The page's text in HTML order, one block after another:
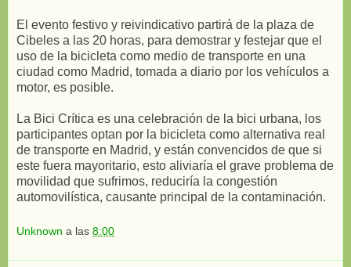
El evento festivo y reivindicativo partirá de la plaza de
Cibeles a las 20 horas, para demostrar y festejar que el
uso de la bicicleta como medio de transporte en una
ciudad como Madrid, tomada a diario por los vehículos a
motor, es posible.
La Bici Crítica es una celebración de la bici urbana, los
participantes optan por la bicicleta como alternativa real
de transporte en Madrid, y están convencidos de que si
este fuera mayoritario, esto aliviaría el grave problema de
movilidad que sufrimos, reduciría la congestión
automovilística, causante principal de la contaminación.
Unknown a las 8:00